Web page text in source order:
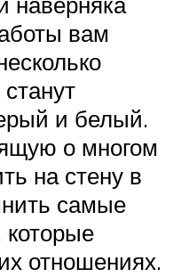
вам
и белый.
о многом
на стену в
самые
отношениях.